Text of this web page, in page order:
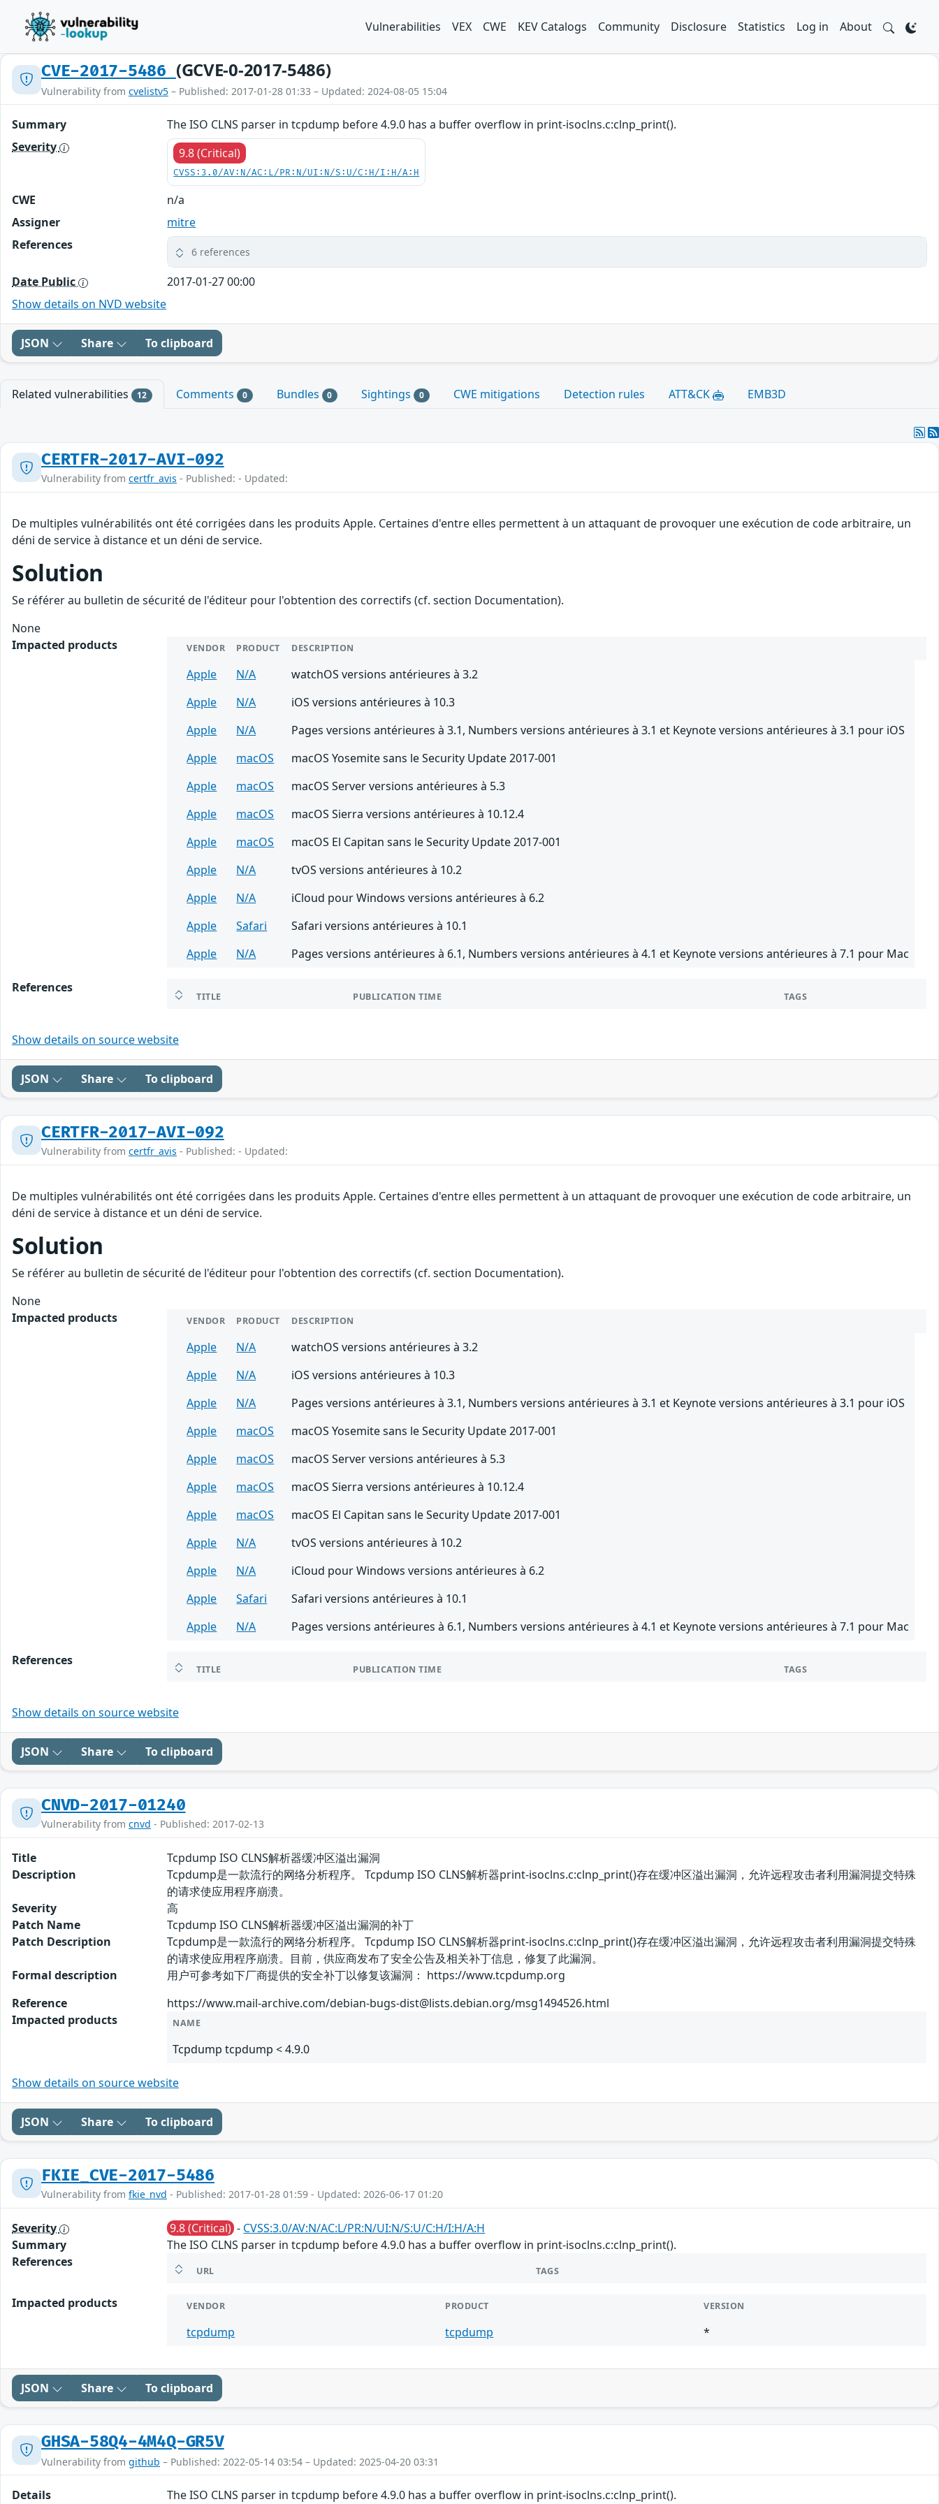
Vulnerabilities VEX CWE KEV Catalogs Community Disclosure Statistics Log in About
CVE-2017-5486 (GCVE-0-2017-5486)
Vulnerability from cvelistv5 – Published: 2017-01-28 01:33 – Updated: 2024-08-05 15:04
Summary
The ISO CLNS parser in tcpdump before 4.9.0 has a buffer overflow in print-isoclns.c:clnp_print().
Severity
9.8 (Critical)
CVSS:3.0/AV:N/AC:L/PR:N/UI:N/S:U/C:H/I:H/A:H
CWE
n/a
Assigner
mitre
References
6 references
Date Public
2017-01-27 00:00
Show details on NVD website
JSON Share To clipboard
Related vulnerabilities 12 Comments 0 Bundles 0 Sightings 0 CWE mitigations Detection rules ATT&CK EMB3D
CERTFR-2017-AVI-092
Vulnerability from certfr_avis - Published: - Updated:
De multiples vulnérabilités ont été corrigées dans les produits Apple. Certaines d'entre elles permettent à un attaquant de provoquer une exécution de code arbitraire, un
déni de service à distance et un déni de service.
Solution
Se référer au bulletin de sécurité de l'éditeur pour l'obtention des correctifs (cf. section Documentation).
None
Impacted products
VENDOR PRODUCT DESCRIPTION
Apple N/A
watchOS versions antérieures à 3.2
Apple
N/A
iOS versions antérieures à 10.3
Apple
N/A
Pages versions antérieures à 3.1, Numbers versions antérieures à 3.1 et Keynote versions antérieures à 3.1 pour iOS
Apple
macOS
macOS Yosemite sans le Security Update 2017-001
Apple
macOS
macOS Server versions antérieures à 5.3
Apple
macOS
macOS Sierra versions antérieures à 10.12.4
Apple
macOS
macOS El Capitan sans le Security Update 2017-001
Apple
N/A
tvOS versions antérieures à 10.2
Apple
N/A
iCloud pour Windows versions antérieures à 6.2
Apple
Safari
Safari versions antérieures à 10.1
Apple
N/A Pages versions antérieures à 6.1, Numbers versions antérieures à 4.1 et Keynote versions antérieures à 7.1 pour Mac
References
TITLE PUBLICATION TIME TAGS
Show details on source website
JSON Share To clipboard
CERTFR-2017-AVI-092
Vulnerability from certfr_avis - Published: - Updated:
De multiples vulnérabilités ont été corrigées dans les produits Apple. Certaines d'entre elles permettent à un attaquant de provoquer une exécution de code arbitraire, un
déni de service à distance et un déni de service.
Solution
Se référer au bulletin de sécurité de l'éditeur pour l'obtention des correctifs (cf. section Documentation).
None
Impacted products
VENDOR PRODUCT DESCRIPTION
Apple N/A
watchOS versions antérieures à 3.2
Apple
N/A
iOS versions antérieures à 10.3
Apple
N/A
Pages versions antérieures à 3.1, Numbers versions antérieures à 3.1 et Keynote versions antérieures à 3.1 pour iOS
Apple
macOS
macOS Yosemite sans le Security Update 2017-001
Apple
macOS
macOS Server versions antérieures à 5.3
Apple
macOS
macOS Sierra versions antérieures à 10.12.4
Apple
macOS
macOS El Capitan sans le Security Update 2017-001
Apple
N/A
tvOS versions antérieures à 10.2
Apple
N/A
iCloud pour Windows versions antérieures à 6.2
Apple
Safari
Safari versions antérieures à 10.1
Apple
N/A Pages versions antérieures à 6.1, Numbers versions antérieures à 4.1 et Keynote versions antérieures à 7.1 pour Mac
References
TITLE PUBLICATION TIME TAGS
Show details on source website
JSON Share To clipboard
CNVD-2017-01240
Vulnerability from cnvd - Published: 2017-02-13
Title
Tcpdump ISO CLNS解析器缓冲区溢出漏洞
Description
Tcpdump是一款流行的网络分析程序。 Tcpdump ISO CLNS解析器print-isoclns.c:clnp_print()存在缓冲区溢出漏洞，允许远程攻击者利用漏洞提交特殊
的请求使应用程序崩溃。
Severity
高
Patch Name
Tcpdump ISO CLNS解析器缓冲区溢出漏洞的补丁
Patch Description
Tcpdump是一款流行的网络分析程序。 Tcpdump ISO CLNS解析器print-isoclns.c:clnp_print()存在缓冲区溢出漏洞，允许远程攻击者利用漏洞提交特殊
的请求使应用程序崩溃。目前，供应商发布了安全公告及相关补丁信息，修复了此漏洞。
Formal description
用户可参考如下厂商提供的安全补丁以修复该漏洞： https://www.tcpdump.org
Reference
https://www.mail-archive.com/debian-bugs-dist@lists.debian.org/msg1494526.html
Impacted products
NAME
Tcpdump tcpdump < 4.9.0
Show details on source website
JSON Share To clipboard
FKIE_CVE-2017-5486
Vulnerability from fkie_nvd - Published: 2017-01-28 01:59 - Updated: 2026-06-17 01:20
Severity 9.8 (Critical) - CVSS:3.0/AV:N/AC:L/PR:N/UI:N/S:U/C:H/I:H/A:H
Summary
The ISO CLNS parser in tcpdump before 4.9.0 has a buffer overflow in print-isoclns.c:clnp_print().
References
URL TAGS
Impacted products VENDOR PRODUCT VERSION
tcpdump tcpdump *
JSON Share To clipboard
GHSA-58Q4-4M4Q-GR5V
Vulnerability from github – Published: 2022-05-14 03:54 – Updated: 2025-04-20 03:31
Details The ISO CLNS parser in tcpdump before 4.9.0 has a buffer overflow in print-isoclns.c:clnp_print().